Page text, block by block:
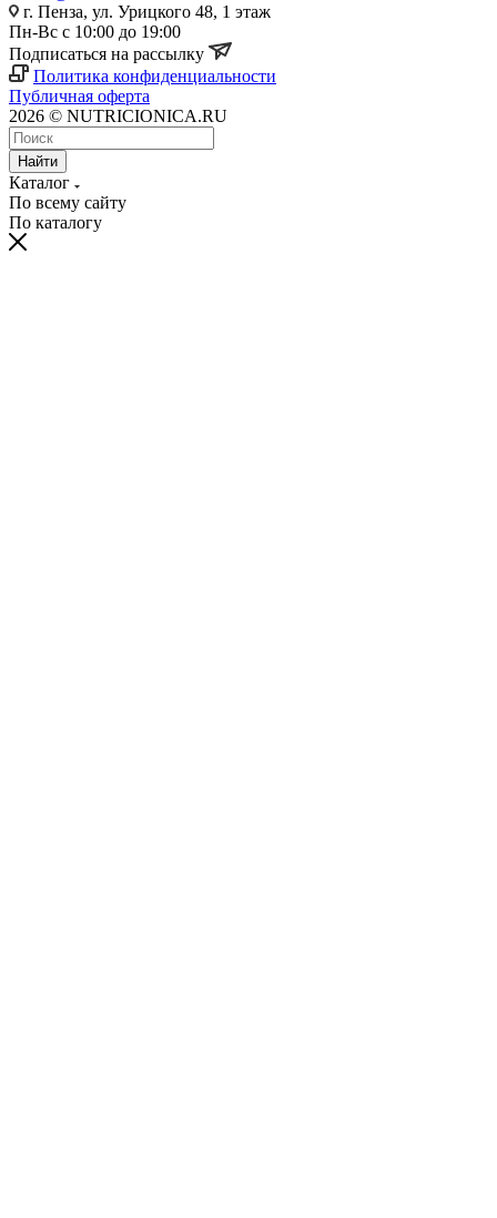
г. Пенза, ул. Урицкого 48, 1 этаж
Пн-Вс с 10:00 до 19:00
Подписаться на рассылку
Политика конфиденциальности
Публичная оферта
2026 © NUTRICIONICA.RU
Найти
Каталог
По всему сайту
По каталогу